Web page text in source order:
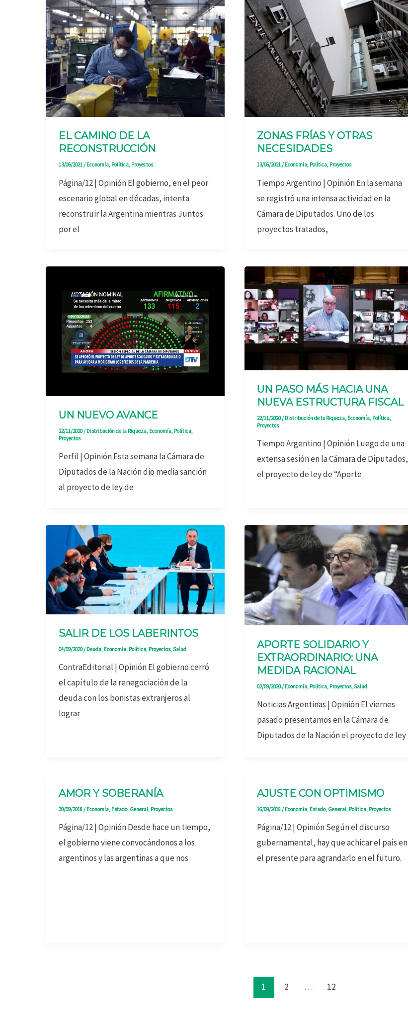
EL CAMINO DE LA
RECONSTRUCCIÓN
13/06/2021/ Economía, Política, Proyectos
Página/12 | Opinión El gobierno, en el peor
escenario global en décadas, intenta
reconstruir la Argentina mientras Juntos
por el
ZONAS FRÍAS Y OTRAS
NECESIDADES
13/06/2021/ Economía, Política, Proyectos
Tiempo Argentino | Opinión En la semana
se registró una intensa actividad en la
Cámara de Diputados. Uno de los
proyectos tratados,
UN NUEVO AVANCE
22/11/2020/ Distribución de la Riqueza, Economía, Política,
Proyectos
Perfil | Opinión Esta semana la Cámara de
Diputados de la Nación dio media sanción
al proyecto de ley de
UN PASO MÁS HACIA UNA
NUEVA ESTRUCTURA FISCAL
22/11/2020/ Distribución de la Riqueza, Economía, Política,
Proyectos
Tiempo Argentino | Opinión Luego de una
extensa sesión en la Cámara de Diputados,
el proyecto de ley de “Aporte
SALIR DE LOS LABERINTOS
04/09/2020/ Deuda, Economía, Política, Proyectos,Salud
ContraEditorial | Opinión El gobierno cerró
el capítulo de la renegociación de la
deuda con los bonistas extranjeros al
lograr
APORTE SOLIDARIO Y
EXTRAORDINARIO: UNA
MEDIDA RACIONAL
02/09/2020/ Economía, Política, Proyectos,Salud
Noticias Argentinas | Opinión El viernes
pasado presentamos en la Cámara de
Diputados de la Nación el proyecto de ley
AMOR Y SOBERANÍA
30/09/2018 / Economía, Estado, General, Proyectos
Página/12 | Opinión Desde hace un tiempo,
el gobierno viene convocándonos a los
argentinos y las argentinas a que nos
AJUSTE CON OPTIMISMO
16/09/2018 / Economía, Estado, General, Política, Proyectos
Página/12 | Opinión Según el discurso
gubernamental, hay que achicar el país en
el presente para agrandarlo en el futuro.
1 2 … 12